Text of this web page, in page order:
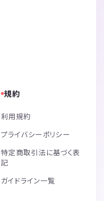
規約
利用規約
プライバシーポリシー
特定商取引法に基づく表
記
ガイドライン一覧